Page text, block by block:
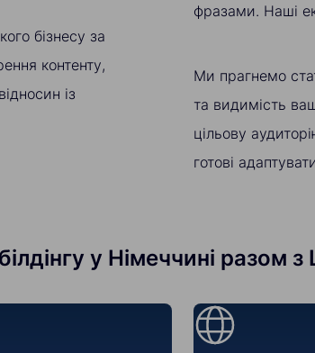
бізнесу за
контенту,
із
фразами. Наші
Ми прагнемо
та видимість
цільову
готові
у Німеччині разом